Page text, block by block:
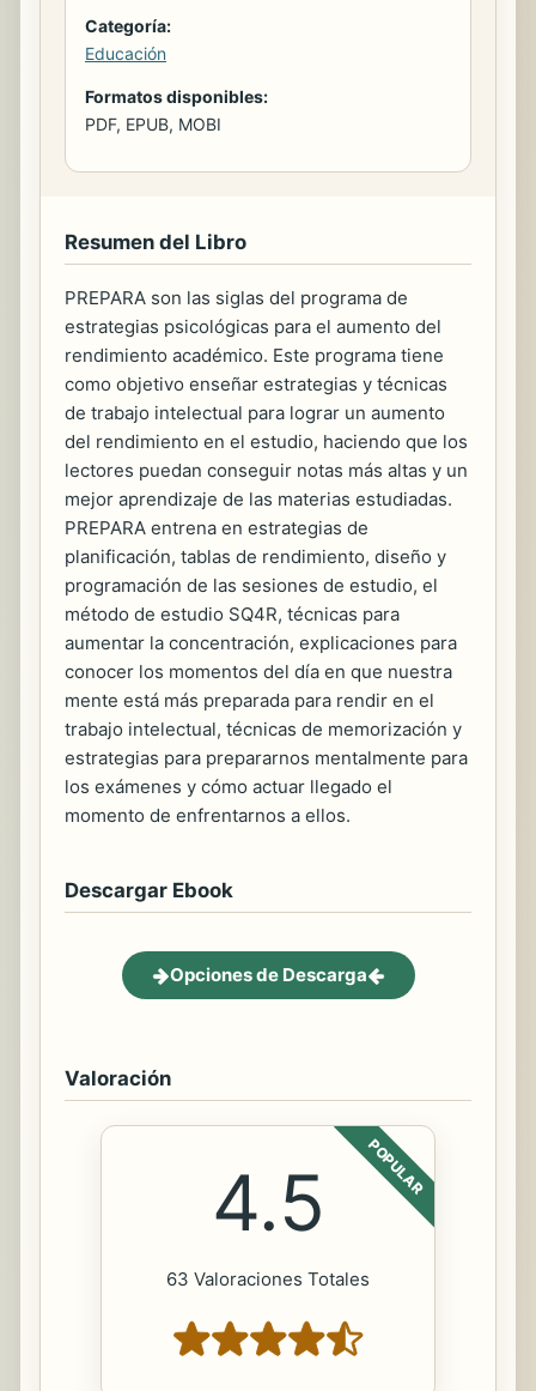
Categoría:
Educación
Formatos disponibles:
PDF, EPUB, MOBI
Resumen del Libro
PREPARA son las siglas del programa de
estrategias psicológicas para el aumento del
rendimiento académico. Este programa tiene
como objetivo enseñar estrategias y técnicas
de trabajo intelectual para lograr un aumento
del rendimiento en el estudio, haciendo que los
lectores puedan conseguir notas más altas y un
mejor aprendizaje de las materias estudiadas.
PREPARA entrena en estrategias de
planificación, tablas de rendimiento, diseño y
programación de las sesiones de estudio, el
método de estudio SQ4R, técnicas para
aumentar la concentración, explicaciones para
conocer los momentos del día en que nuestra
mente está más preparada para rendir en el
trabajo intelectual, técnicas de memorización y
estrategias para prepararnos mentalmente para
los exámenes y cómo actuar llegado el
momento de enfrentarnos a ellos.
Descargar Ebook
Opciones de Descarga
Valoración
POPULAR
4.5
63 Valoraciones Totales